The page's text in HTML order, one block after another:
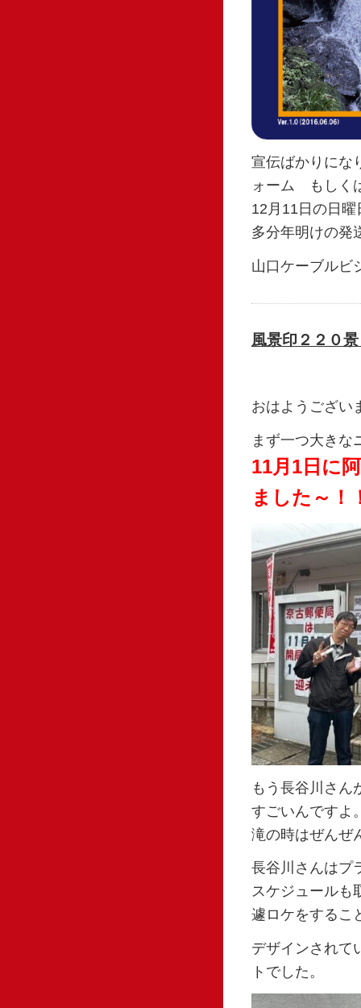
宣伝ばかりにな
ォーム もしく
12月11日の日
多分年明けの発
山口ケーブル
風景印２２０
おはようござい
まず一つ大きな
11月1日に
ました～！
もう長谷川さん
すごいんですよ
滝の時はぜんぜ
長谷川さんはプ
スケジュールも
遽ロケをするこ
デザインされて
トでした。